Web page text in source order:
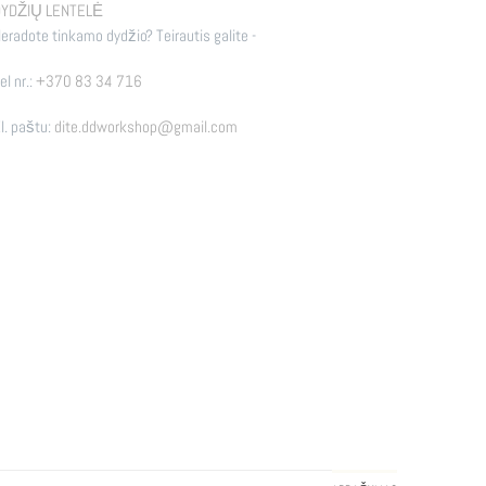
LENTELĖ
tinkamo dydžio? Teirautis galite -
nr.: +370 83 34 716
paštu: dite.ddworkshop@gmail.com